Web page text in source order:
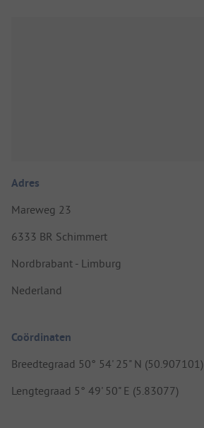
Adres
Mareweg 23
6333 BR Schimmert
Nordbrabant - Limburg
Nederland
Coördinaten
Breedtegraad 50° 54' 25" N (50.907101)
Lengtegraad 5° 49' 50" E (5.83077)